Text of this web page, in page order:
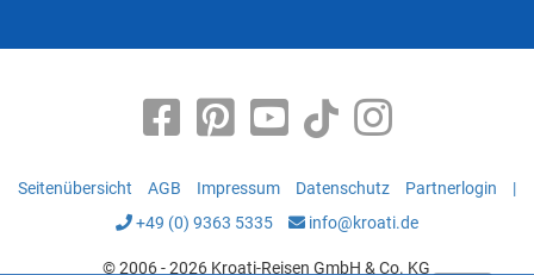
Seitenübersicht AGB Impressum Datenschutz Partnerlogin
|
+49 (0) 9363 5335
info@kroati.de
© 2006 - 2026 Kroati-Reisen GmbH & Co. KG